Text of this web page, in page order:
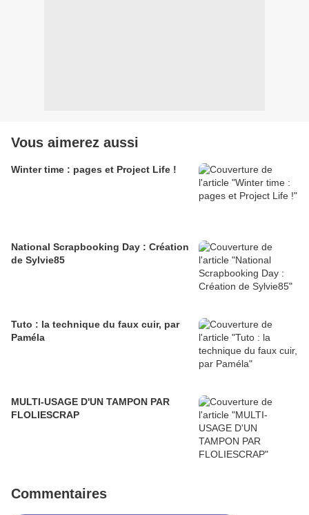
Vous aimerez aussi
Winter time : pages et Project Life !
National Scrapbooking Day : Création
de Sylvie85
Tuto : la technique du faux cuir, par
Paméla
MULTI-USAGE D'UN TAMPON PAR
FLOLIESCRAP
Commentaires